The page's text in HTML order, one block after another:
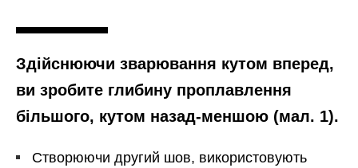
Здійснюючи зварювання кутом вперед,
ви зробите глибину проплавлення
більшого, кутом назад-меншою (мал. 1).
Створюючи другий шов, використовують